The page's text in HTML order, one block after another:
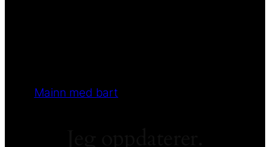
Mainn med bart